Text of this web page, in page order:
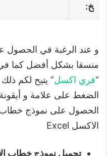
خ:
و عند الرغبة في الحصول
منسقا بشكل أفضل كما
“فري اكسل” يتيح لكم
الضغط على علامة و أيقونة
الحصول على نموذج خطاب
الاكسل Excel
تحميل نموذج خطاب